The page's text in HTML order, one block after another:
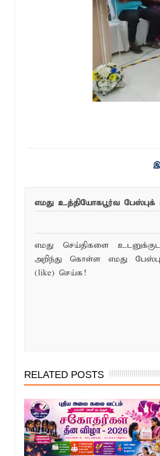
எமது உத்தியோகபூர்வ
எமது செய்திகளை
அறிந்து கொள்ள எமது
(like) செய்க!
RELATED POSTS